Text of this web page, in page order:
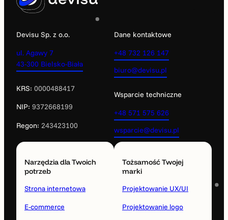
Devisu Sp. z o.o.
ul. Agawy 7
43-300 Bielsko-Biała
KRS: 0000488417
NIP: 9372668199
Regon: 243423100
Dane kontaktowe
+48 732 126 147
biuro@devisu.pl
Wsparcie techniczne
+48 571 575 626
wsparcie@devisu.pl
Narzędzia dla Twoich
potrzeb
Strona internetowa
E-commerce
Tożsamość Twojej
marki
Projektowanie UX/UI
Projektowanie logo